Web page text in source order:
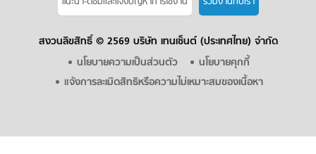
สงวนลิขสิทธิ์ © 2569 บริษัท เทนเซ็นต์ (ประเทศไทย) จำกัด
นโยบายความเป็นส่วนตัว
นโยบายคุกกี้
แจ้งการละเมิดสิทธิหรือความไม่เหมาะสมของเนื้อหา